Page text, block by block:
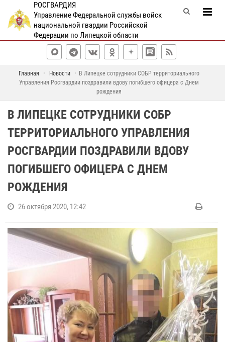
РОСГВАРДИЯ
Управление Федеральной службы войск
национальной гвардии Российской
Федерации по Липецкой области
Главная Новости
В Липецке сотрудники СОБР территориального
Управления Росгвардии поздравили вдову погибшего офицера с Днем
рождения
В ЛИПЕЦКЕ СОТРУДНИКИ СОБР
ТЕРРИТОРИАЛЬНОГО УПРАВЛЕНИЯ
РОСГВАРДИИ ПОЗДРАВИЛИ ВДОВУ
ПОГИБШЕГО ОФИЦЕРА С ДНЕМ
РОЖДЕНИЯ
26 октября 2020, 12:42